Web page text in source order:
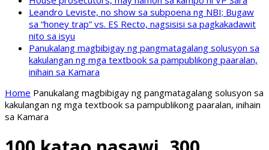
Leandro Leviste, no show sa subpoena ng NBI; Bugaw
sa “honey trap” vs. ES Recto, nagsisisi sa pagkakadawit
nito sa isyu
Panukalang magbibigay ng pangmatagalang solusyon sa
kakulangan ng mga textbook sa pampublikong paaralan,
inihain sa Kamara
Home Panukalang magbibigay ng pangmatagalang solusyon sa
kakulangan ng mga textbook sa pampublikong paaralan, inihain
sa Kamara